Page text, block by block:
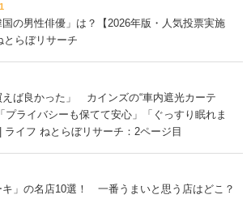
の男性俳優」は？【2026年版・人気投票実施
とらぼリサーチ
えば良かった」 カインズの“車内遮光カーテ
ライバシーも保てて安心」「ぐっすり眠れま
ライフ ねとらぼリサーチ：2ページ目
キ」の名店10選！ 一番うまいと思う店はどこ？